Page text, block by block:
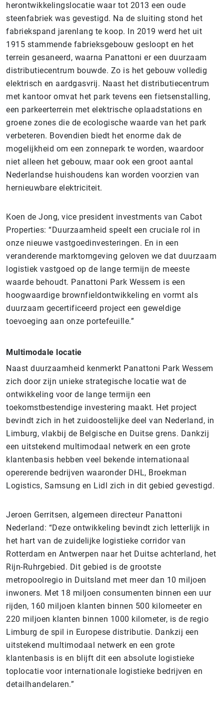
herontwikkelingslocatie waar tot 2013 een oude
steenfabriek was gevestigd. Na de sluiting stond het
fabriekspand jarenlang te koop. In 2019 werd het uit
1915 stammende fabrieksgebouw gesloopt en het
terrein gesaneerd, waarna Panattoni er een duurzaam
distributiecentrum bouwde. Zo is het gebouw volledig
elektrisch en aardgasvrij. Naast het distributiecentrum
met kantoor omvat het park tevens een fietsenstalling,
een parkeerterrein met elektrische oplaadstations en
groene zones die de ecologische waarde van het park
verbeteren. Bovendien biedt het enorme dak de
mogelijkheid om een zonnepark te worden, waardoor
niet alleen het gebouw, maar ook een groot aantal
Nederlandse huishoudens kan worden voorzien van
hernieuwbare elektriciteit.
Koen de Jong, vice president investments van Cabot
Properties: “Duurzaamheid speelt een cruciale rol in
onze nieuwe vastgoedinvesteringen. En in een
veranderende marktomgeving geloven we dat duurzaam
logistiek vastgoed op de lange termijn de meeste
waarde behoudt. Panattoni Park Wessem is een
hoogwaardige brownfieldontwikkeling en vormt als
duurzaam gecertificeerd project een geweldige
toevoeging aan onze portefeuille.”
Multimodale locatie
Naast duurzaamheid kenmerkt Panattoni Park Wessem
zich door zijn unieke strategische locatie wat de
ontwikkeling voor de lange termijn een
toekomstbestendige investering maakt. Het project
bevindt zich in het zuidoostelijke deel van Nederland, in
Limburg, vlakbij de Belgische en Duitse grens. Dankzij
een uitstekend multimodaal netwerk en een grote
klantenbasis hebben veel bekende internationaal
opererende bedrijven waaronder DHL, Broekman
Logistics, Samsung en Lidl zich in dit gebied gevestigd.
Jeroen Gerritsen, algemeen directeur Panattoni
Nederland: “Deze ontwikkeling bevindt zich letterlijk in
het hart van de zuidelijke logistieke corridor van
Rotterdam en Antwerpen naar het Duitse achterland, het
Rijn-Ruhrgebied. Dit gebied is de grootste
metropoolregio in Duitsland met meer dan 10 miljoen
inwoners. Met 18 miljoen consumenten binnen een uur
rijden, 160 miljoen klanten binnen 500 kilomeeter en
220 miljoen klanten binnen 1000 kilometer, is de regio
Limburg de spil in Europese distributie. Dankzij een
uitstekend multimodaal netwerk en een grote
klantenbasis is en blijft dit een absolute logistieke
toplocatie voor internationale logistieke bedrijven en
detailhandelaren.”